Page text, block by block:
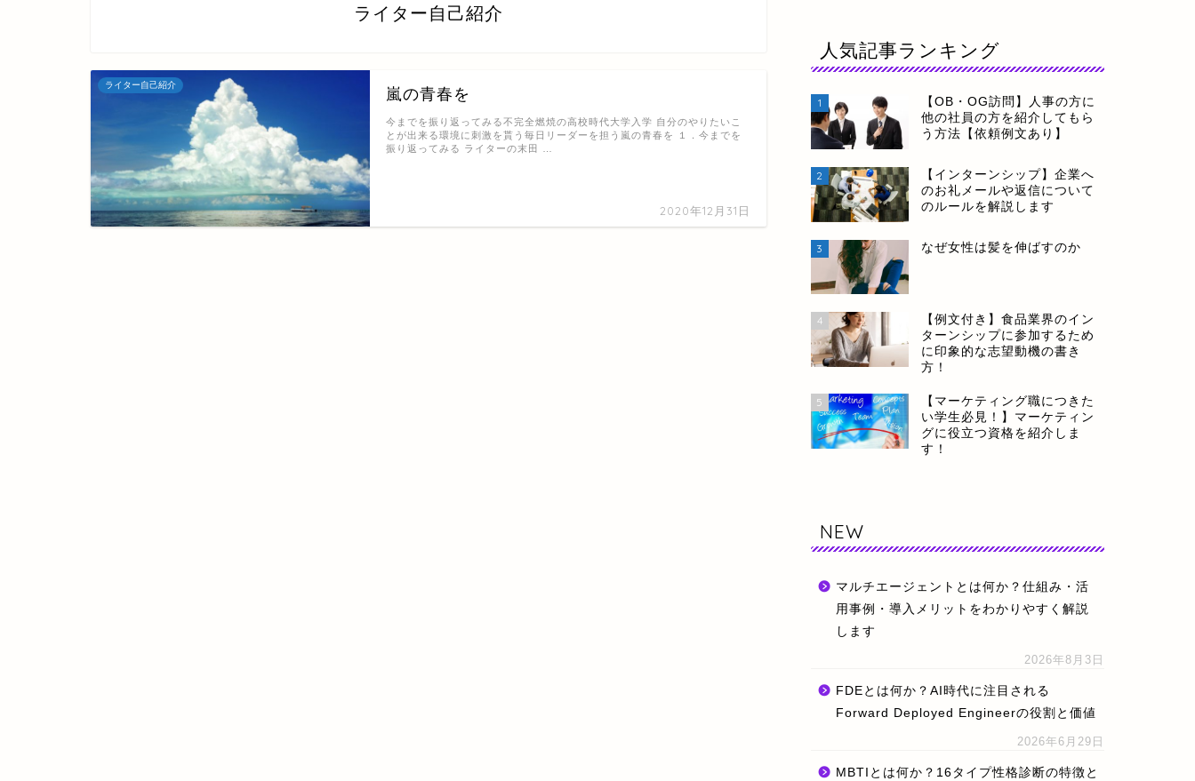
ライター自己紹介
ライター自己紹介
嵐の青春を
2020年12月31日
今までを振り返ってみる不完全燃焼の高校時代大学入学 自分のやりたいこ
とが出来る環境に刺激を貰う毎日リーダーを担う嵐の青春を １．今までを
振り返ってみる ライターの末田 …
人気記事ランキング
1
【OB・OG訪問】人事の方に
他の社員の方を紹介してもら
う方法【依頼例文あり】
2
【インターンシップ】企業へ
のお礼メールや返信について
のルールを解説します
3 なぜ女性は髪を伸ばすのか
4
【例文付き】食品業界のイン
ターンシップに参加するため
に印象的な志望動機の書き
方！
5
【マーケティング職につきた
い学生必見！】マーケティン
グに役立つ資格を紹介しま
す！
NEW
マルチエージェントとは何か？仕組み・活
用事例・導入メリットをわかりやすく解説
します
2026年8月3日
FDEとは何か？AI時代に注目される
Forward Deployed Engineerの役割と価値
2026年6月29日
MBTIとは何か？16タイプ性格診断の特徴と